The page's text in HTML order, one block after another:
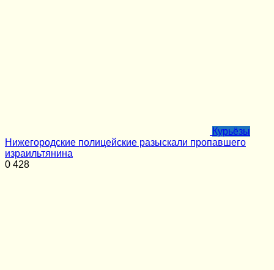
Курьёзы
Нижегородские полицейские разыскали пропавшего
израильтянина
0 428